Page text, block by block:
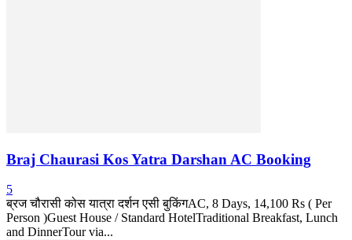
Braj Chaurasi Kos Yatra Darshan AC Booking
5
ब्रज चौरासी कोस यात्रा दर्शन एसी बुकिंगAC, 8 Days, 14,100 Rs ( Per
Person )Guest House / Standard HotelTraditional Breakfast, Lunch
and DinnerTour via...